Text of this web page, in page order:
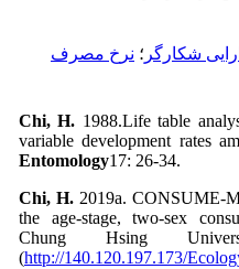
شکارگر ؛ نرخ مصرف
Chi, H. 1988.Life table
variable development rates
Entomology17: 26-34.
Chi, H. 2019a. CONSUME-
the age-stage, two-sex
Chung Hsing
(http://140.120.197.173/